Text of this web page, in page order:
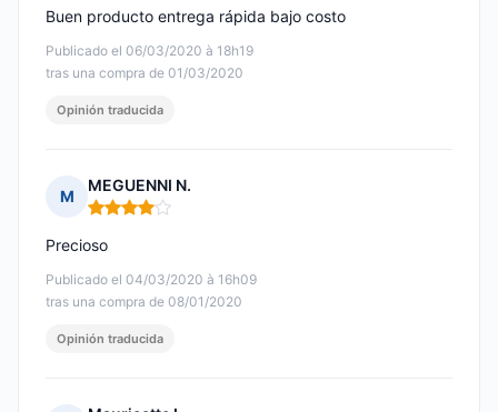
Publicado el 06/03/2020 à 18h19
tras una compra de 01/03/2020
Buen producto entrega rápida bajo costo
Opinión traducida
M
MEGUENNI N.
Nota: 4 de 5
Publicado el 04/03/2020 à 16h09
tras una compra de 08/01/2020
Precioso
Opinión traducida